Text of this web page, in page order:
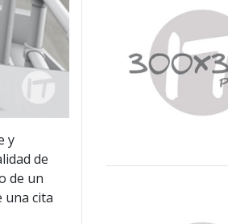
y
de
de un
una cita